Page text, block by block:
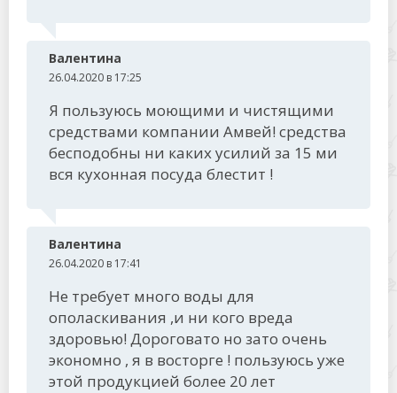
Валентина
26.04.2020 в 17:25
Я пользуюсь моющими и чистящими
средствами компании Амвей! средства
бесподобны ни каких усилий за 15 ми
вся кухонная посуда блестит !
Валентина
26.04.2020 в 17:41
Не требует много воды для
ополаскивания ,и ни кого вреда
здоровью! Дороговато но зато очень
экономно , я в восторге ! пользуюсь уже
этой продукцией более 20 лет